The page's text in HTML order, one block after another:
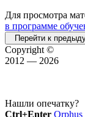
Для просмотра
в программе
Перейти к
Copyright ©
2012 — 2026
Нашли опечатку?
Ctrl+Enter Orphus